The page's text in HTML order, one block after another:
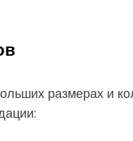
размерах и